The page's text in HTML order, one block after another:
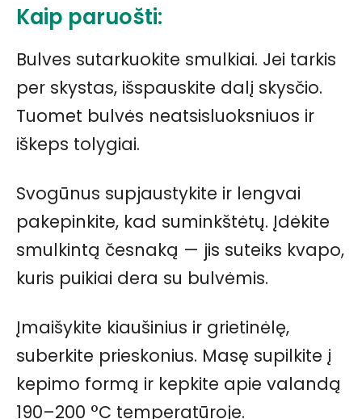
Kaip paruošti:
Bulves sutarkuokite smulkiai. Jei tarkis
per skystas, išspauskite dalį skysčio.
Tuomet bulvės neatsisluoksniuos ir
iškeps tolygiai.
Svogūnus supjaustykite ir lengvai
pakepinkite, kad suminkštėtų. Įdėkite
smulkintą česnaką — jis suteiks kvapo,
kuris puikiai dera su bulvėmis.
Įmaišykite kiaušinius ir grietinėlę,
suberkite prieskonius. Masę supilkite į
kepimo formą ir kepkite apie valandą
190–200 °C temperatūroje.